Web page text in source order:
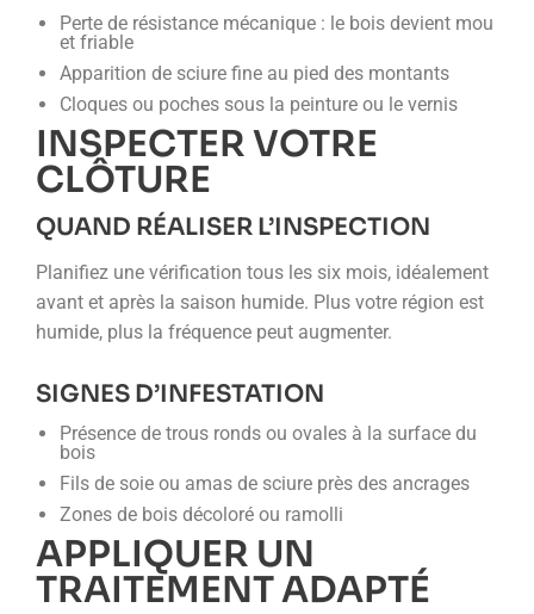
Perte de résistance mécanique : le bois devient mou
et friable
Apparition de sciure fine au pied des montants
Cloques ou poches sous la peinture ou le vernis
INSPECTER VOTRE
CLÔTURE
QUAND RÉALISER L’INSPECTION
Planifiez une vérification tous les six mois, idéalement
avant et après la saison humide. Plus votre région est
humide, plus la fréquence peut augmenter.
SIGNES D’INFESTATION
Présence de trous ronds ou ovales à la surface du
bois
Fils de soie ou amas de sciure près des ancrages
Zones de bois décoloré ou ramolli
APPLIQUER UN
TRAITEMENT ADAPTÉ